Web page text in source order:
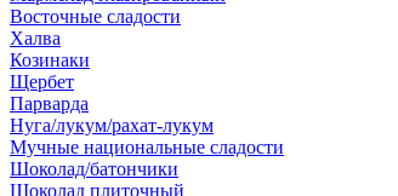
Восточные сладости
Халва
Козинаки
Щербет
Парварда
Нуга/лукум/рахат-лукум
Мучные национальные сладости
Шоколад/батончики
Шоколад плиточный